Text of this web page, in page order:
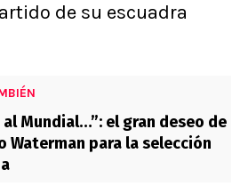
de su escuadra
al Mundial…”: el gran deseo de
Waterman para la selección